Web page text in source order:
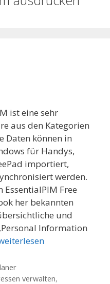
ist eine sehr
aus den Kategorien
Daten können in
für Handys,
importiert,
werden.
Free
her bekannten
und
Information
verwalten,